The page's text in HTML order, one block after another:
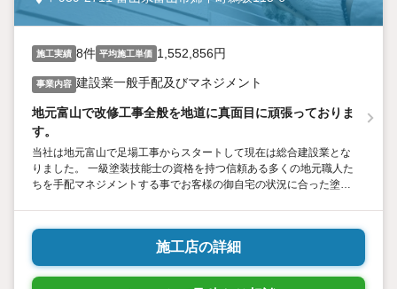
施工実績 8件 平均施工単価 1,552,856円
事業内容 建設業一般手配及びマネジメント
地元富山で改修工事全般を地道に真面目に頑張っておりま
す。
当社は地元富山で足場工事からスタートして現在は総合建設業とな
りました。 一級塗装技能士の資格を持つ信頼ある多くの地元職人た
ちを手配マネジメントする事でお客様の御自宅の状況に合った塗装
施工店の詳細